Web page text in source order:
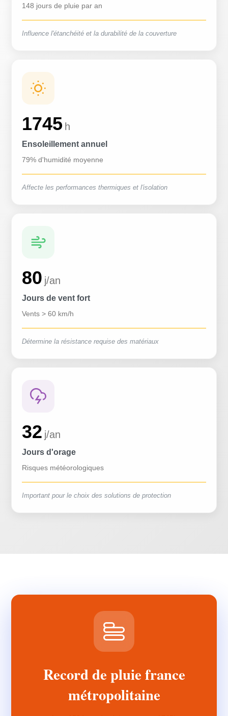
148 jours de pluie par an
Influence l'étanchéité et la durabilité de la couverture
1745 h
Ensoleillement annuel
79% d'humidité moyenne
Affecte les performances thermiques et l'isolation
80 j/an
Jours de vent fort
Vents > 60 km/h
Détermine la résistance requise des matériaux
32 j/an
Jours d'orage
Risques météorologiques
Important pour le choix des solutions de protection
Record de pluie france
métropolitaine